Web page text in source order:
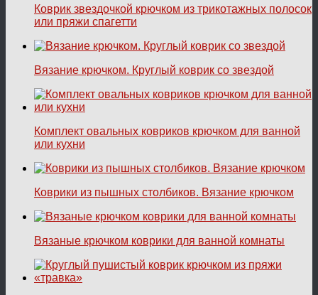
Коврик звездочкой крючком из трикотажных полосок
или пряжи спагетти
Вязание крючком. Круглый коврик со звездой
Комплект овальных ковриков крючком для ванной
или кухни
Коврики из пышных столбиков. Вязание крючком
Вязаные крючком коврики для ванной комнаты